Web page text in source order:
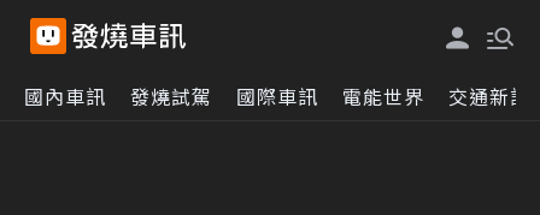
國內車訊 發燒試駕 國際車訊 電能世界 交通新訊